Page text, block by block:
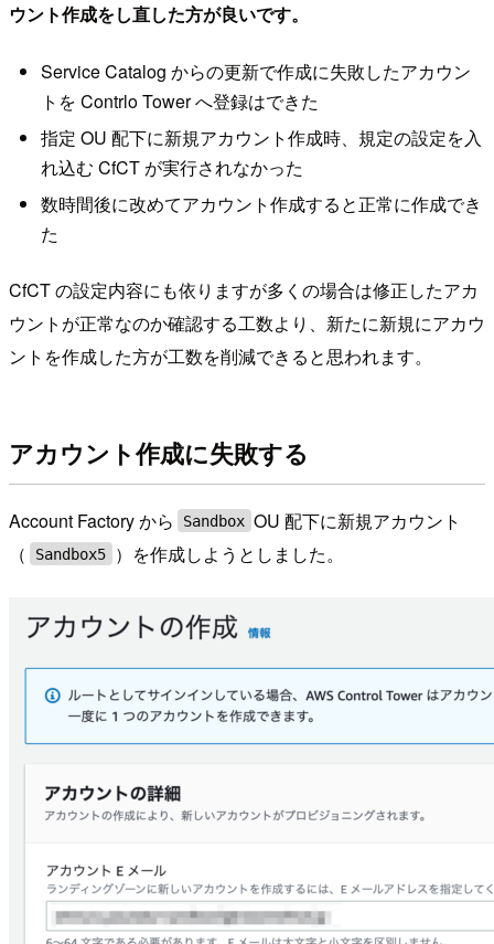
ウント作成をし直した方が良いです。
Service Catalog からの更新で作成に失敗したアカウン
トを Contrlo Tower へ登録はできた
指定 OU 配下に新規アカウント作成時、規定の設定を入
れ込む CfCT が実行されなかった
数時間後に改めてアカウント作成すると正常に作成でき
た
CfCT の設定内容にも依りますが多くの場合は修正したアカ
ウントが正常なのか確認する工数より、新たに新規にアカウ
ントを作成した方が工数を削減できると思われます。
アカウント作成に失敗する
Account Factory から Sandbox OU 配下に新規アカウント
（
Sandbox5 ）を作成しようとしました。